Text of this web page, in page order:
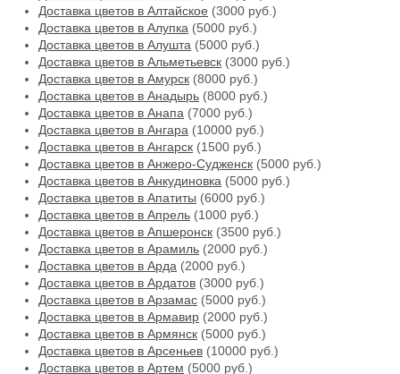
Доставка цветов в Алтайское (3000 руб.)
Доставка цветов в Алупка (5000 руб.)
Доставка цветов в Алушта (5000 руб.)
Доставка цветов в Альметьевск (3000 руб.)
Доставка цветов в Амурск (8000 руб.)
Доставка цветов в Анадырь (8000 руб.)
Доставка цветов в Анапа (7000 руб.)
Доставка цветов в Ангара (10000 руб.)
Доставка цветов в Ангарск (1500 руб.)
Доставка цветов в Анжеро-Судженск (5000 руб.)
Доставка цветов в Анкудиновка (5000 руб.)
Доставка цветов в Апатиты (6000 руб.)
Доставка цветов в Апрель (1000 руб.)
Доставка цветов в Апшеронск (3500 руб.)
Доставка цветов в Арамиль (2000 руб.)
Доставка цветов в Арда (2000 руб.)
Доставка цветов в Ардатов (3000 руб.)
Доставка цветов в Арзамас (5000 руб.)
Доставка цветов в Армавир (2000 руб.)
Доставка цветов в Армянск (5000 руб.)
Доставка цветов в Арсеньев (10000 руб.)
Доставка цветов в Артем (5000 руб.)